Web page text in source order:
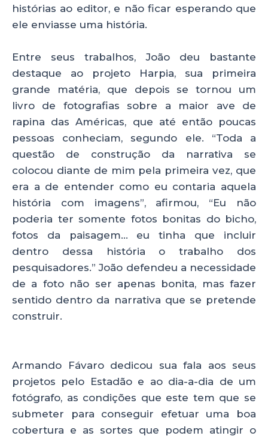
histórias ao editor, e não ficar esperando que
ele enviasse uma história.
Entre seus trabalhos, João deu bastante
destaque ao projeto Harpia, sua primeira
grande matéria, que depois se tornou um
livro de fotografias sobre a maior ave de
rapina das Américas, que até então poucas
pessoas conheciam, segundo ele. “Toda a
questão de construção da narrativa se
colocou diante de mim pela primeira vez, que
era a de entender como eu contaria aquela
história com imagens”, afirmou, “Eu não
poderia ter somente fotos bonitas do bicho,
fotos da paisagem… eu tinha que incluir
dentro dessa história o trabalho dos
pesquisadores.” João defendeu a necessidade
de a foto não ser apenas bonita, mas fazer
sentido dentro da narrativa que se pretende
construir.
Armando Fávaro dedicou sua fala aos seus
projetos pelo Estadão e ao dia-a-dia de um
fotógrafo, as condições que este tem que se
submeter para conseguir efetuar uma boa
cobertura e as sortes que podem atingir o